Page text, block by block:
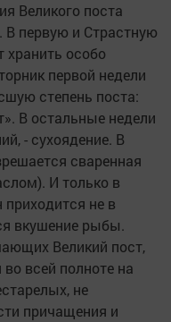
Великого поста
В первую и Страстную
особо
первой недели
степень поста:
В остальные недели
- сухоядение. В
сваренная
И только в
не в
вкушение рыбы.
Великий пост,
всей полноте на
не
причащения и